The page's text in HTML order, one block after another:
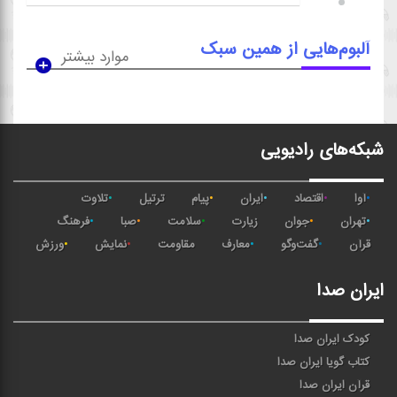
آلبوم‌هایی از همین سبک موارد بیشتر
شبکه‌های رادیویی
آوا اقتصاد ایران پیام ترتیل
تلاوت
تهران
جوان زیارت سلامت صبا
فرهنگ
قرآن
گفت‌وگو معارف مقاومت نمایش ورزش
ایران صدا
کودک ایران صدا
کتاب گویا ایران صدا
قرآن ایران صدا